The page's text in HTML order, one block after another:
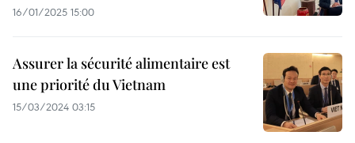
16/01/2025 15:00
Assurer la sécurité alimentaire est
une priorité du Vietnam
15/03/2024 03:15